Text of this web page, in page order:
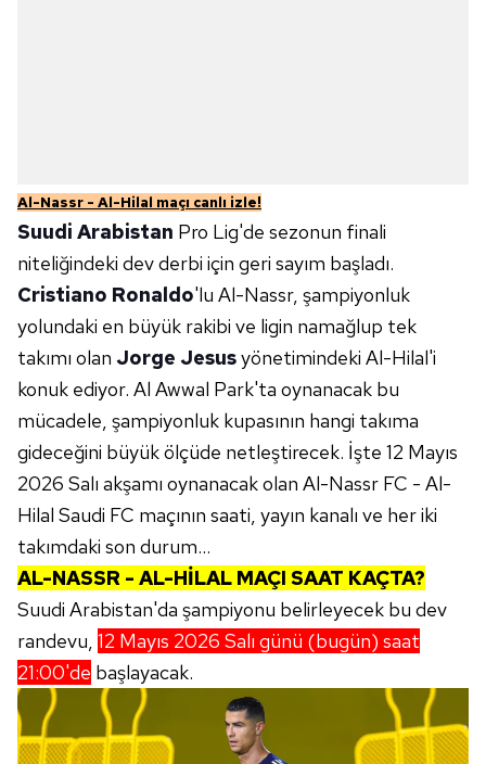
Al-Nassr - Al-Hilal maçı canlı izle!
Suudi Arabistan Pro Lig'de sezonun finali
niteliğindeki dev derbi için geri sayım başladı.
Cristiano Ronaldo'lu Al-Nassr, şampiyonluk
yolundaki en büyük rakibi ve ligin namağlup tek
takımı olan Jorge Jesusyönetimindeki Al-Hilal'i
konuk ediyor. Al Awwal Park'ta oynanacak bu
mücadele, şampiyonluk kupasının hangi takıma
gideceğini büyük ölçüde netleştirecek. İşte 12 Mayıs
2026 Salı akşamı oynanacak olan Al-Nassr FC - Al-
Hilal Saudi FC maçının saati, yayın kanalı ve her iki
takımdaki son durum...
AL-NASSR - AL-HİLAL MAÇI SAAT KAÇTA?
Suudi Arabistan'da şampiyonu belirleyecek bu dev
randevu, 12 Mayıs 2026 Salı günü (bugün) saat
21:00'de başlayacak.